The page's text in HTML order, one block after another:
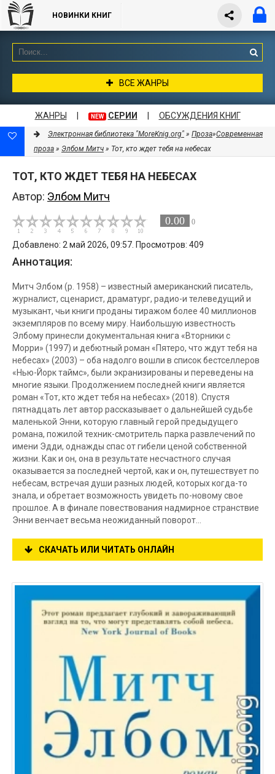
НОВИНКИ КНИГ
ВСЕ ЖАНРЫ
ЖАНРЫ NEW СЕРИИ ОБСУЖДЕНИЯ КНИГ
Электронная библиотека "MoreKnig.org" » Проза»Современная
проза » Элбом Митч » Тот, кто ждет тебя на небесах
ТОТ, КТО ЖДЕТ ТЕБЯ НА НЕБЕСАХ
Автор: Элбом Митч
0.00 0
Добавлено: 2 май 2026, 09:57. Просмотров: 409
Аннотация:
Митч Элбом (р. 1958) – известный американский писатель,
журналист, сценарист, драматург, радио-и телеведущий и
музыкант, чьи книги проданы тиражом более 40 миллионов
экземпляров по всему миру. Наибольшую известность
Элбому принесли документальная книга «Вторники с
Морри» (1997) и дебютный роман «Пятеро, что ждут тебя на
небесах» (2003) – оба надолго вошли в список бестселлеров
«Нью-Йорк таймс», были экранизированы и переведены на
многие языки. Продолжением последней книги является
роман «Тот, кто ждет тебя на небесах» (2018). Спустя
пятнадцать лет автор рассказывает о дальнейшей судьбе
маленькой Энни, которую главный герой предыдущего
романа, пожилой техник-смотритель парка развлечений по
имени Эдди, однажды спас от гибели ценой собственной
жизни. Как и он, она в результате несчастного случая
оказывается за последней чертой, как и он, путешествует по
небесам, встречая души разных людей, которых когда-то
знала, и обретает возможность увидеть по-новому свое
прошлое. А в финале повествования надмирное странствие
Энни венчает весьма неожиданный поворот…
СКАЧАТЬ ИЛИ ЧИТАТЬ ОНЛАЙН